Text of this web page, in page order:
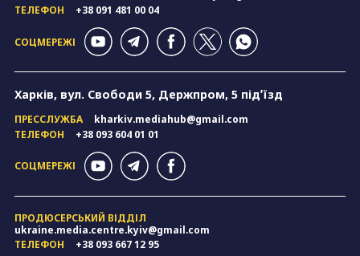
ТЕЛЕФОН
+38 091 481 00 04
СОЦМЕРЕЖІ
Харків, вул. Свободи 5, Держпром, 5 підʼїзд
ПРЕССЛУЖБА
kharkiv.mediahub@gmail.com
ТЕЛЕФОН
+38 093 604 01 01
СОЦМЕРЕЖІ
ПРОДЮСЕРСЬКИЙ ВІДДІЛ
ukraine.media.centre.kyiv@gmail.com
ТЕЛЕФОН
+38 093 667 12 95